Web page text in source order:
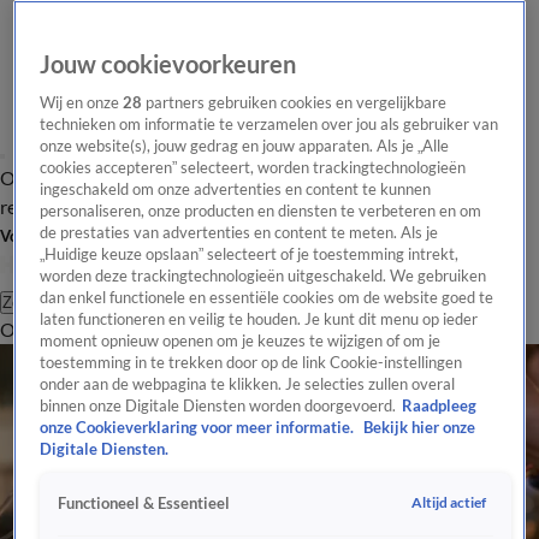
Overzicht Laatste nieuws Regionieuws Het beste van Hart
Tip de
redactie
Volg Hart van Nederland
Zoeken
OverzichtRegioUitzendingenWeerTip de redactiePanelVideo's
Jouw cookievoorkeuren
Wij en onze28 partners gebruiken cookies en vergelijkbare
technieken om informatie te verzamelen over jou als gebruiker van
onze website(s), jouw gedrag en jouw apparaten. Als je „Alle
cookies accepteren” selecteert, worden trackingtechnologieën
ingeschakeld om onze advertenties en content te kunnen
personaliseren, onze producten en diensten te verbeteren en om
de prestaties van advertenties en content te meten. Als je
„Huidige keuze opslaan” selecteert of je toestemming intrekt,
worden deze trackingtechnologieën uitgeschakeld. We gebruiken
dan enkel functionele en essentiële cookies om de website goed te
laten functioneren en veilig te houden. Je kunt dit menu op ieder
moment opnieuw openen om je keuzes te wijzigen of om je
toestemming in te trekken door op de link Cookie-instellingen
onder aan de webpagina te klikken. Je selecties zullen overal
binnen onze Digitale Diensten worden doorgevoerd. Raadpleeg
onze Cookieverklaring voor meer informatie.
Bekijk hier onze
Digitale Diensten.
Functioneel & Essentieel Altijd actief